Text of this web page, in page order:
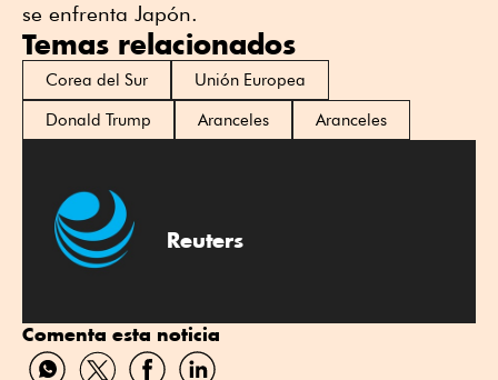
se enfrenta Japón.
Temas relacionados
Corea del Sur
Unión Europea
Donald Trump
Aranceles Aranceles
Reuters
Comenta esta noticia